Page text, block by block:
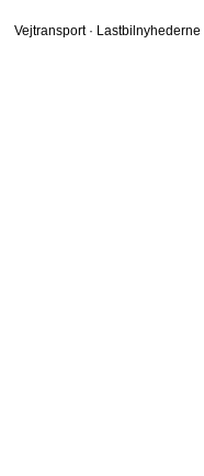
Vejtransport · Lastbilnyhederne